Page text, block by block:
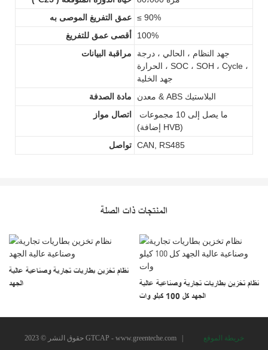
عمق التفريغ الموصى به ≤ 90%
أقصى عمق للتفريغ
100%
مراقبة البيانات
جهد النظام ، الحالي ، درجة
الحرارة ، SOC ، SOH ، Cycle ،
جهد الخلية
مادة الصدفة
معدن & ABS البلاستيك
اتصال مواز
(إضافة HVB)
تواصل CAN, RS485
المنتجات ذات الصلة
نظام تخزين بطاريات تجارية وصناعية عالية
الجهد
نظام تخزين بطاريات تجارية وصناعية عالية
الجهد كل 100 كيلو وات
حقوق النشر © 2023 GTCAP - www.greenteche.com | خريطة الموقع